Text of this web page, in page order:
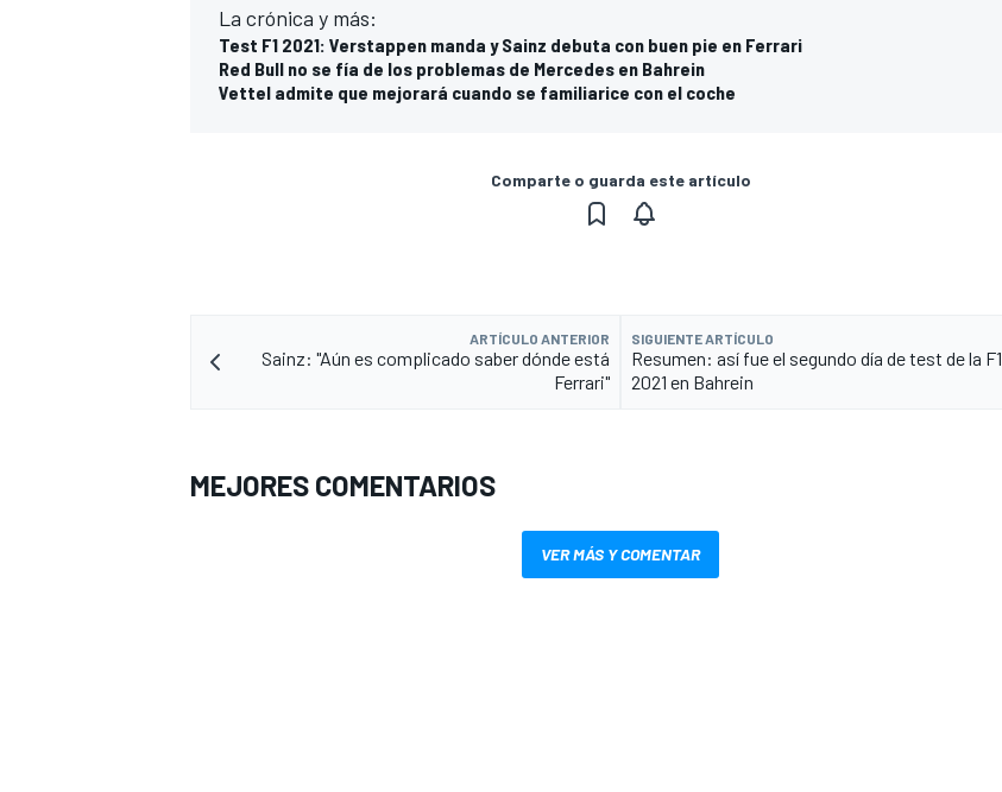
La crónica y más:
Test F1 2021: Verstappen manda y Sainz debuta con buen pie en Ferrari
Red Bull no se fía de los problemas de Mercedes en Bahrein
Vettel admite que mejorará cuando se familiarice con el coche
Comparte o guarda este artículo
ARTÍCULO ANTERIOR
Sainz: "Aún es complicado saber dónde está
Ferrari"
SIGUIENTE ARTÍCULO
Resumen: así fue el segundo día de test de la F1
2021 en Bahrein
MEJORES COMENTARIOS
VER MÁS Y COMENTAR